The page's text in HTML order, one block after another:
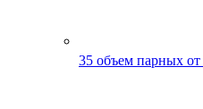
35 объем парных